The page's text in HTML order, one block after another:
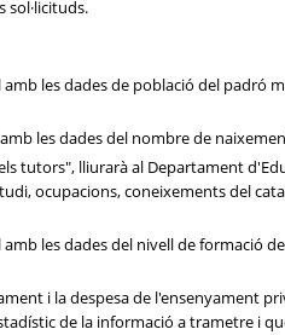
sol·licituds.
les dades de població del padró
les dades del nombre de
tutors", lliurarà al Departament
ocupacions, coneixements del
les dades del nivell de formació
i la despesa de l'ensenyament
de la informació a trametre i